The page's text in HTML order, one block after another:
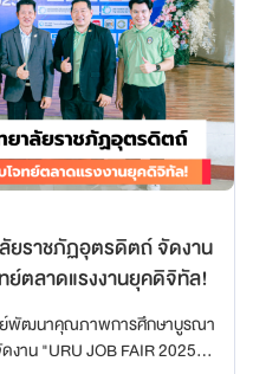
ยราชภัฏอุตรดิตถ์ จัดงาน
ย์ตลาดแรงงานยุคดิจิทัล!
ย์พัฒนาคุณภาพการศึกษาบูรณา
งาน "URU JOB FAIR 2025"